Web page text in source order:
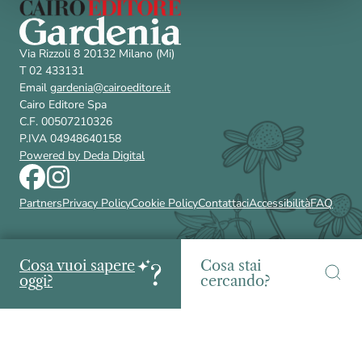
Via Rizzoli 8 20132 Milano (Mi)
T 02 433131
Email gardenia@cairoeditore.it
Cairo Editore Spa
C.F. 00507210326
P.IVA 04948640158
Powered by Deda Digital
PartnersPrivacy PolicyCookie PolicyContattaciAccessibilitàFAQ
Cosa vuoi sapere
oggi?
Cosa stai
cercando?